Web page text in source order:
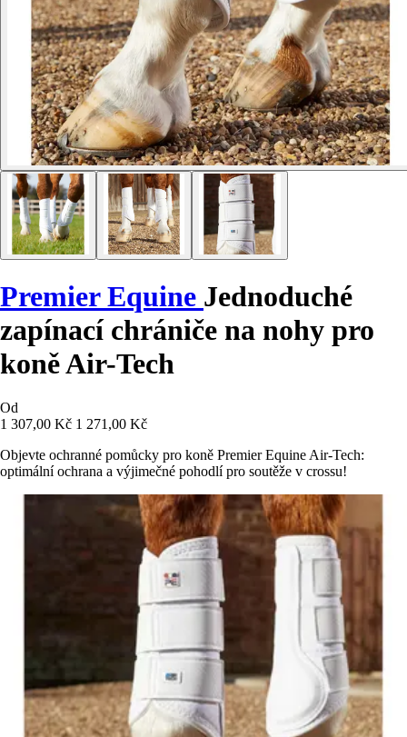
Premier Equine Jednoduché
zapínací chrániče na nohy pro
koně Air-Tech
Od
1 307,00 Kč 1 271,00 Kč
Objevte ochranné pomůcky pro koně Premier Equine Air-Tech:
optimální ochrana a výjimečné pohodlí pro soutěže v crossu!